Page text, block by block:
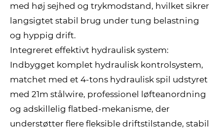
med høj sejhed og trykmodstand, hvilket sikrer
langsigtet stabil brug under tung belastning
og hyppig drift.
Integreret effektivt hydraulisk system:
Indbygget komplet hydraulisk kontrolsystem,
matchet med et 4-tons hydraulisk spil udstyret
med 21m stålwire, professionel løfteanordning
og adskillelig flatbed-mekanisme, der
understøtter flere fleksible driftstilstande, stabil